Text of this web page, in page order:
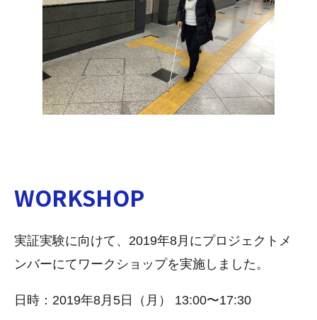
WORKSHOP
実証実験に向けて、2019年8月にプロジェクトメ
ンバーにてワークショップを実施しました。
日時：2019年8月5日（月） 13:00〜17:30